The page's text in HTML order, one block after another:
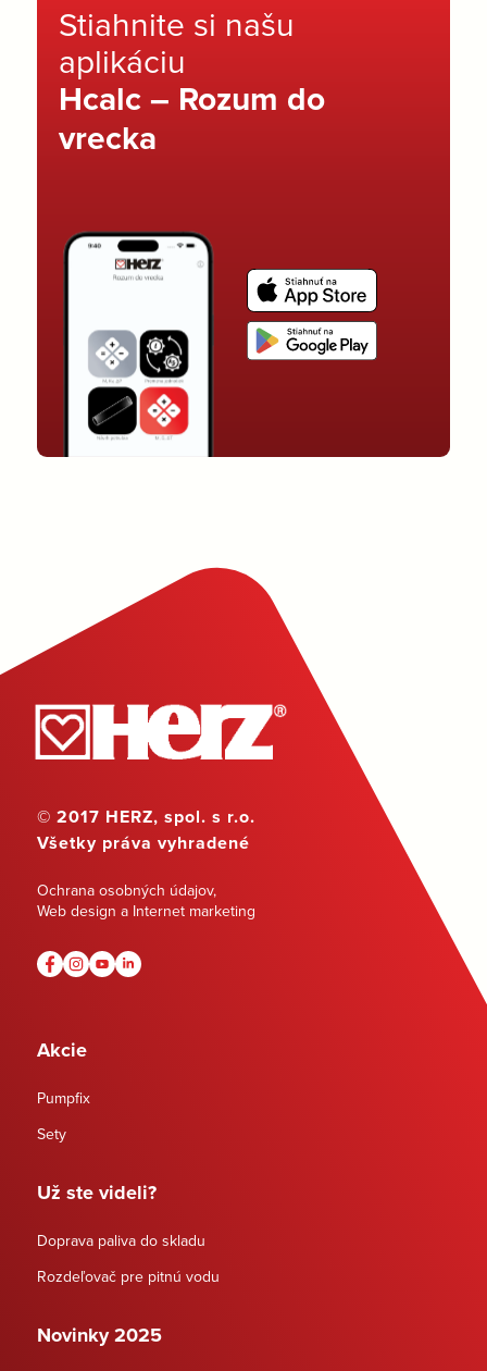
Stiahnite si našu
aplikáciu
Hcalc – Rozum do
vrecka
© 2017 HERZ, spol. s r.o.
Všetky práva vyhradené
Ochrana osobných údajov,
Web design a Internet marketing
Akcie
Pumpfix
Sety
Už ste videli?
Doprava paliva do skladu
Rozdeľovač pre pitnú vodu
Novinky 2025